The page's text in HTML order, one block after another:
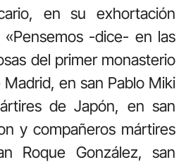
en su exhortación
«Pensemos -dice- en las
del primer monasterio
en san Pablo Miki
de Japón, en san
y compañeros mártires
Roque González, san